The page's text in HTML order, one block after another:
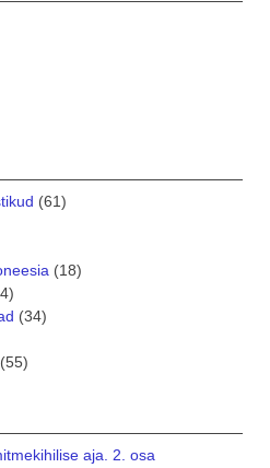
(61)
(18)
(34)
(55)
aja. 2. osa